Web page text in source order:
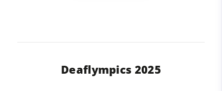
Deaflympics 2025